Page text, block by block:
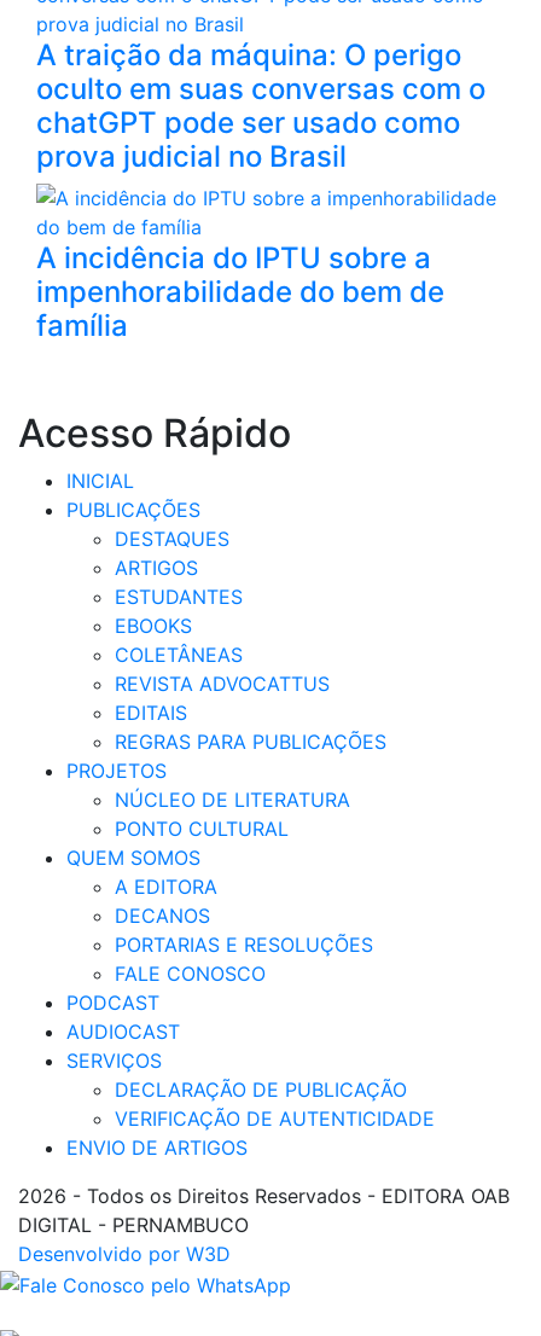
A traição da máquina: O perigo
oculto em suas conversas com o
chatGPT pode ser usado como
prova judicial no Brasil
A incidência do IPTU sobre a
impenhorabilidade do bem de
família
Acesso Rápido
INICIAL
PUBLICAÇÕES
DESTAQUES
ARTIGOS
ESTUDANTES
EBOOKS
COLETÂNEAS
REVISTA ADVOCATTUS
EDITAIS
REGRAS PARA PUBLICAÇÕES
PROJETOS
NÚCLEO DE LITERATURA
PONTO CULTURAL
QUEM SOMOS
A EDITORA
DECANOS
PORTARIAS E RESOLUÇÕES
FALE CONOSCO
PODCAST
AUDIOCAST
SERVIÇOS
DECLARAÇÃO DE PUBLICAÇÃO
VERIFICAÇÃO DE AUTENTICIDADE
ENVIO DE ARTIGOS
2026 - Todos os Direitos Reservados - EDITORA OAB
DIGITAL - PERNAMBUCO
Desenvolvido por W3D